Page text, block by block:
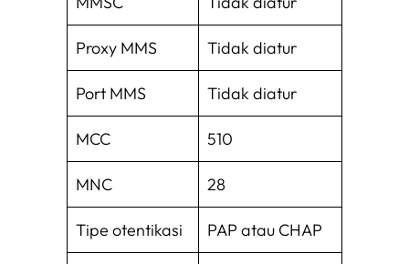
Proxy MMS Tidak diatur
Port MMS Tidak diatur
MCC 510
MNC 28
Tipe otentikasi PAP atau CHAP